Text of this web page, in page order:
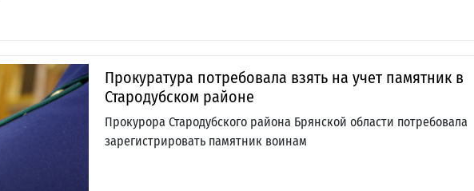
Прокуратура потребовала взять на учет памятник в
Стародубском районе
Прокурора Стародубского района Брянской области потребовала
зарегистрировать памятник воинам